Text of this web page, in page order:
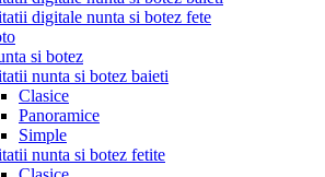
digitale nunta si botez fete
si botez
nunta si botez baieti
Clasice
Panoramice
Simple
nunta si botez fetite